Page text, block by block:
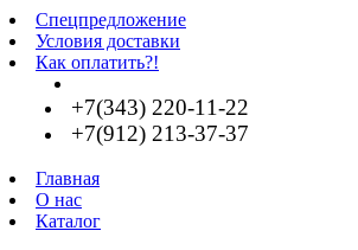
Спецпредложение
Условия доставки
Как оплатить?!
+7(343) 220-11-22
+7(912) 213-37-37
Главная
О нас
Каталог